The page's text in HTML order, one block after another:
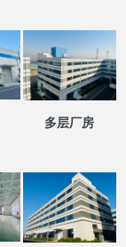
多层厂房